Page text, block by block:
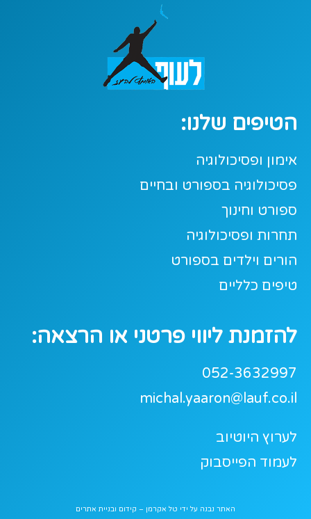
הטיפים שלנו:
אימון ופסיכולוגיה
פסיכולוגיה בספורט ובחיים
ספורט וחינוך
תחרות ופסיכולוגיה
הורים וילדים בספורט
טיפים כלליים
להזמנת ליווי פרטני או הרצאה:
052-3632997
michal.yaaron@lauf.co.il
לערוץ היוטיוב
לעמוד הפייסבוק
האתר נבנה על ידי טל אקרמן – קידום ובניית אתרים